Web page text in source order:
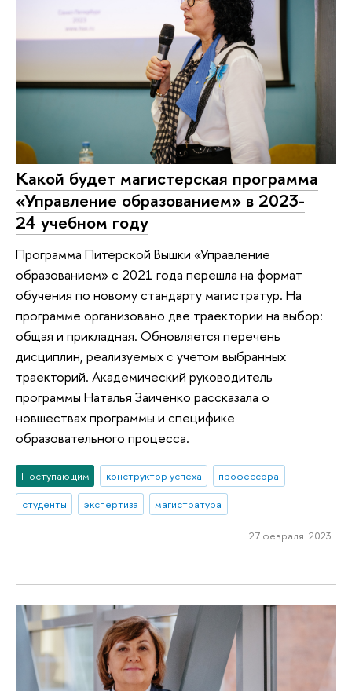
Какой будет магистерская программа
«Управление образованием» в 2023-
24 учебном году
Программа Питерской Вышки «Управление
образованием» с 2021 года перешла на формат
обучения по новому стандарту магистратур. На
программе организовано две траектории на выбор:
общая и прикладная. Обновляется перечень
дисциплин, реализуемых с учетом выбранных
траекторий. Академический руководитель
программы Наталья Заиченко рассказала о
новшествах программы и специфике
образовательного процесса.
Поступающим конструктор успеха
профессора
студенты
экспертиза магистратура
27 февраля 2023